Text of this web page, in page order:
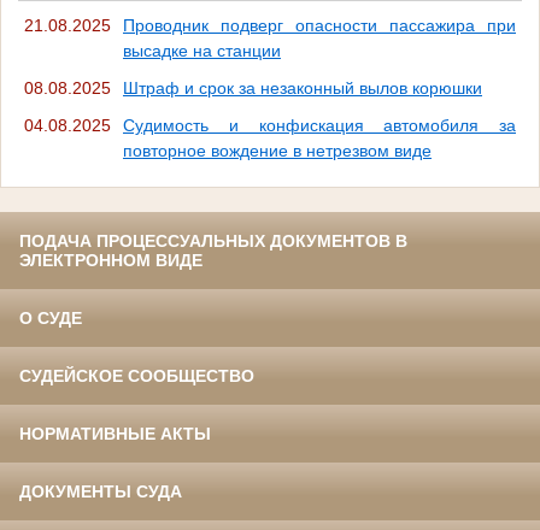
21.08.2025
Проводник подверг опасности пассажира при
высадке на станции
08.08.2025
Штраф и срок за незаконный вылов корюшки
04.08.2025
Судимость и конфискация автомобиля за
повторное вождение в нетрезвом виде
ПОДАЧА ПРОЦЕССУАЛЬНЫХ ДОКУМЕНТОВ В
ЭЛЕКТРОННОМ ВИДЕ
О СУДЕ
СУДЕЙСКОЕ СООБЩЕСТВО
НОРМАТИВНЫЕ АКТЫ
ДОКУМЕНТЫ СУДА